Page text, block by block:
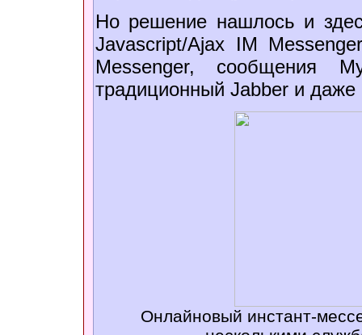
Но решение нашлось и
Javascript/Ajax IM
Messenger, сообщения
традиционный Jabber и даже
Онлайновый инстант-